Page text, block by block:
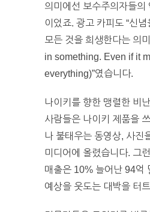
의미에선 보수주의자들의
이었죠. 광고 카피도 “신념
모든 것을 희생한다는 의
in something. Even if it
everything)”였습니다.
나이키를 향한 맹렬한 비
사람들은 나이키 제품을
나 불태우는 동영상, 사진
미디어에 올렸습니다. 그
매출은 10% 늘어난 94억
예상을 웃도는 대박을 터